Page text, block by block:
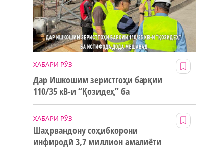
ХАБАРИ РӮЗ
Дар Ишкошим зеристгоҳи барқии
110/35 кВ-и “Қозидеҳ” ба
истифода дода мешавад
ХАБАРИ РӮЗ
Шаҳрвандону соҳибкорони
инфиродӣ 3,7 миллион амалиёти